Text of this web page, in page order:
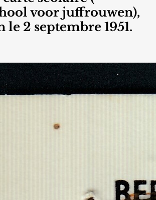
voor juffrouwen),
2 septembre 1951.